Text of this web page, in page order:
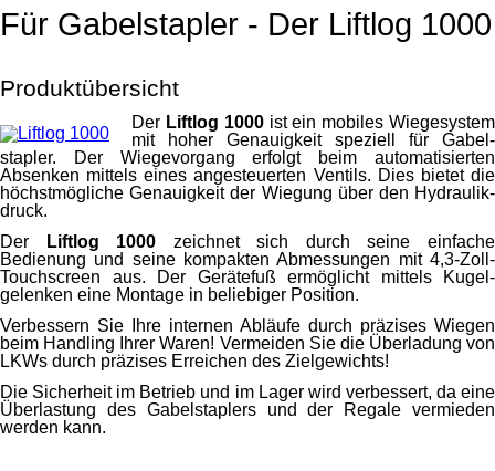
Für Gabelstapler - Der Liftlog 1000
Produktübersicht
Der Liftlog 1000ist ein mobiles Wiege­system
mit hoher Genauigkeit speziell für Gabel­
stapler. Der Wiege­vorgang erfolgt beim auto­matisierten
Absenken mittels eines angesteuerten Ventils. Dies bietet die
höchstmögliche Genauigkeit der Wiegung über den Hydraulik­
druck.
Der
Liftlog 1000 zeichnet sich durch seine einfache
Bedienung und seine kompakten Abmessungen mit 4,3-Zoll-
Touch­screen aus. Der Geräte­fuß ermöglicht mittels Kugel­
gelenken eine Montage in beliebiger Position.
Verbessern Sie Ihre internen Abläufe durch präzises Wiegen
beim Handling Ihrer Waren! Vermeiden Sie die Überladung von
LKWs durch präzises Erreichen des Ziel­gewichts!
Die Sicherheit im Betrieb und im Lager wird verbessert, da eine
Überlastung des Gabel­staplers und der Regale vermieden
werden kann.